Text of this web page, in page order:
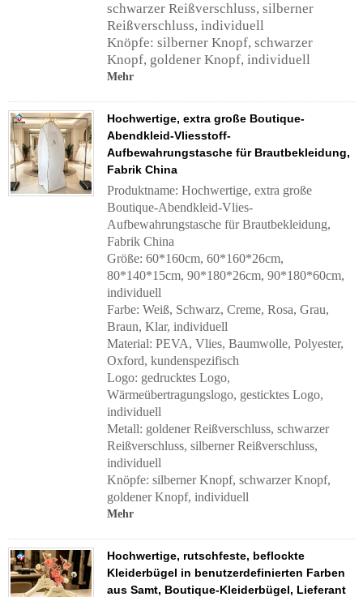
schwarzer Reißverschluss, silberner
Reißverschluss, individuell
Knöpfe: silberner Knopf, schwarzer
Knopf, goldener Knopf, individuell
Mehr
Hochwertige, extra große Boutique-
Abendkleid-Vliesstoff-
Aufbewahrungstasche für Brautbekleidung,
Fabrik China
Produktname: Hochwertige, extra große
Boutique-Abendkleid-Vlies-
Aufbewahrungstasche für Brautbekleidung,
Fabrik China
Größe: 60*160cm, 60*160*26cm,
80*140*15cm, 90*180*26cm, 90*180*60cm,
individuell
Farbe: Weiß, Schwarz, Creme, Rosa, Grau,
Braun, Klar, individuell
Material: PEVA, Vlies, Baumwolle, Polyester,
Oxford, kundenspezifisch
Logo: gedrucktes Logo,
Wärmeübertragungslogo, gesticktes Logo,
individuell
Metall: goldener Reißverschluss, schwarzer
Reißverschluss, silberner Reißverschluss,
individuell
Knöpfe: silberner Knopf, schwarzer Knopf,
goldener Knopf, individuell
Mehr
Hochwertige, rutschfeste, beflockte
Kleiderbügel in benutzerdefinierten Farben
aus Samt, Boutique-Kleiderbügel, Lieferant